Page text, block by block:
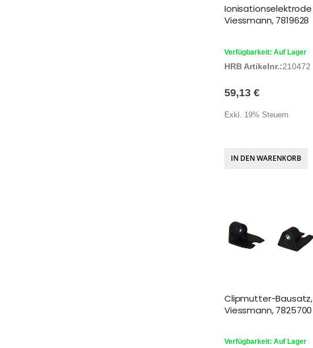
Ionisationselektrode
Viessmann, 7819628
Verfügbarkeit: Auf Lager
HRB Artikelnr.:210472
59,13 €
Exkl. 19% Steuern
IN DEN WARENKORB
Clipmutter-Bausatz,
Viessmann, 7825700
Verfügbarkeit: Auf Lager